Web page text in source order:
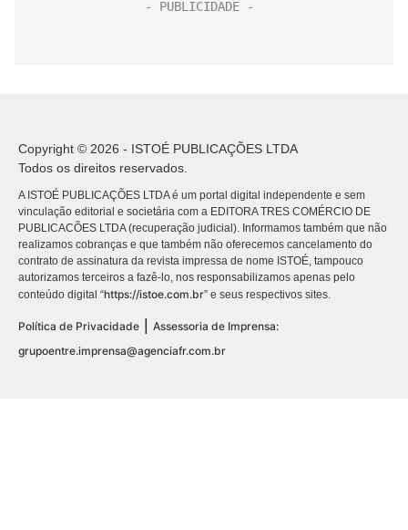
Copyright © 2026 - ISTOÉ PUBLICAÇÕES LTDA
Todos os direitos reservados.
A ISTOÉ PUBLICAÇÕES LTDA é um portal digital independente e sem
vinculação editorial e societária com a EDITORA TRES COMÉRCIO DE
PUBLICACÕES LTDA (recuperação judicial). Informamos também que não
realizamos cobranças e que também não oferecemos cancelamento do
contrato de assinatura da revista impressa de nome ISTOÉ, tampouco
autorizamos terceiros a fazê-lo, nos responsabilizamos apenas pelo
conteúdo digital “https://istoe.com.br” e seus respectivos sites.
Política de Privacidade
Assessoria de Imprensa:
grupoentre.imprensa@agenciafr.com.br